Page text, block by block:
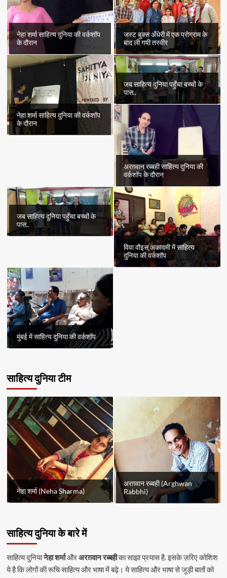
नेहा शर्मा साहित्य दुनिया की वर्कशॉप
के दौरान
जस्ट बुक्स अँधेरी में एक प्रोग्राम के
बाद ली गयी तस्वीर
नेहा शर्मा साहित्य दुनिया की वर्कशॉप
के दौरान
जब साहित्य दुनिया पहुँचा बच्चों के
पास..
अरग़वान रब्बही साहित्य दुनिया की
वर्कशॉप के दौरान
जब साहित्य दुनिया पहुँचा बच्चों के
पास..
विवा वौइस् अकादमी में साहित्य
दुनिया की वर्कशॉप
मुंबई में साहित्य दुनिया की वर्कशॉप
साहित्य दुनिया टीम
नेहा शर्मा (Neha Sharma)
अरग़वान रब्बही (Arghwan
Rabbhi)
साहित्य दुनिया के बारे में
साहित्य दुनियानेहा शर्माऔरअरग़वान रब्बहीका साझा प्रयास है. इसके ज़रिए कोशिश
ये है कि लोगों की रूचि साहित्य और भाषा में बढ़े। ये साहित्य और भाषा से जुड़ी बातों को